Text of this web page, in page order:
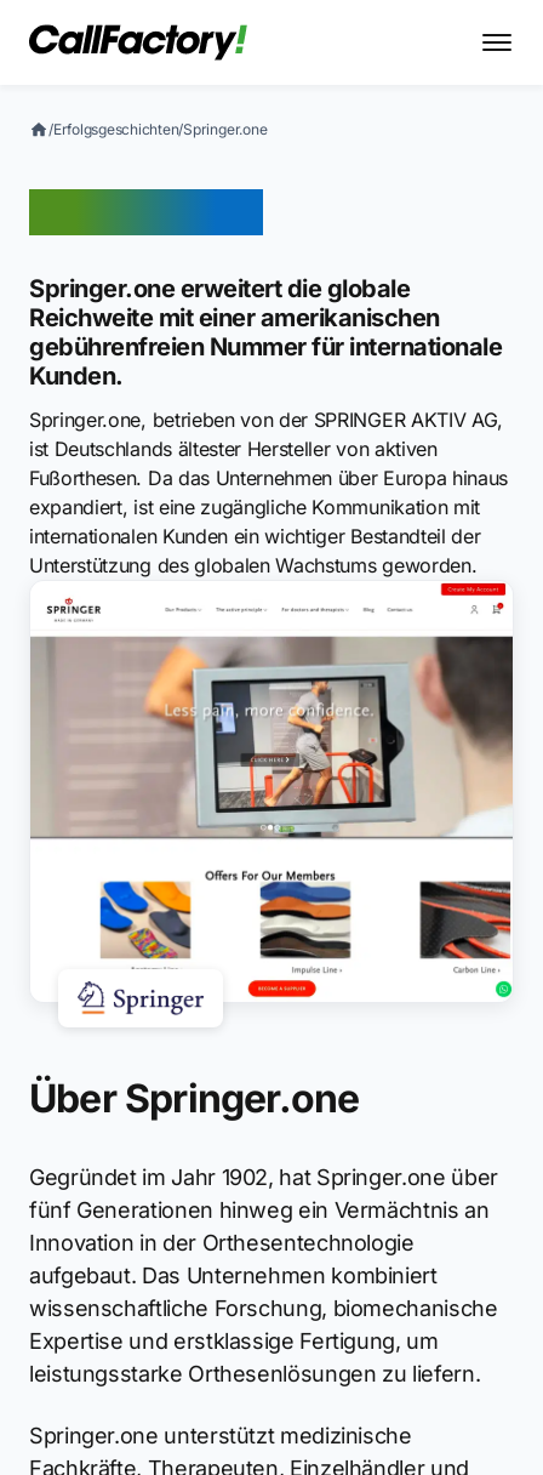
/Erfolgsgeschichten/Springer.one
Springer.one erweitert die globale
Reichweite mit einer amerikanischen
gebührenfreien Nummer für internationale
Kunden.
Springer.one, betrieben von der SPRINGER AKTIV AG,
ist Deutschlands ältester Hersteller von aktiven
Fußorthesen. Da das Unternehmen über Europa hinaus
expandiert, ist eine zugängliche Kommunikation mit
internationalen Kunden ein wichtiger Bestandteil der
Unterstützung des globalen Wachstums geworden.
Über Springer.one
Gegründet im Jahr 1902, hat Springer.one über
fünf Generationen hinweg ein Vermächtnis an
Innovation in der Orthesentechnologie
aufgebaut. Das Unternehmen kombiniert
wissenschaftliche Forschung, biomechanische
Expertise und erstklassige Fertigung, um
leistungsstarke Orthesenlösungen zu liefern.
Springer.one unterstützt medizinische
Fachkräfte, Therapeuten, Einzelhändler und